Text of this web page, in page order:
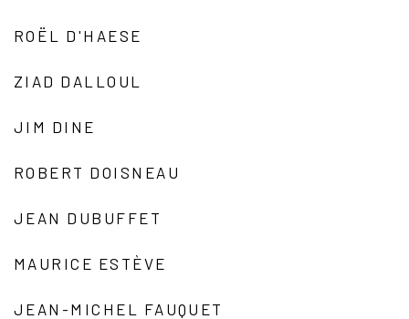
ROËL D'HAESE
ZIAD DALLOUL
JIM DINE
ROBERT DOISNEAU
JEAN DUBUFFET
MAURICE ESTÈVE
JEAN-MICHEL FAUQUET